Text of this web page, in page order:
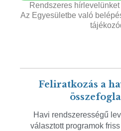
Rendszeres
Az Egyesületbe való
Feliratkozás a
Havi rendszerességű
választott programok